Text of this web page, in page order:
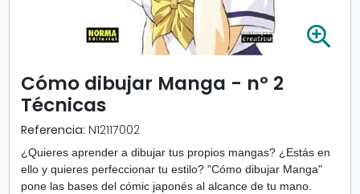
Cómo dibujar Manga - nº 2
Técnicas
Referencia: N12117002
¿Quieres aprender a dibujar tus propios mangas? ¿Estás en
ello y quieres perfeccionar tu estilo? "Cómo dibujar Manga"
pone las bases del cómic japonés al alcance de tu mano.